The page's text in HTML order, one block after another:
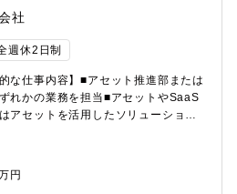
習費用への補助(年間最大1万円)通信
受講料の半額、最大27,000円/年を
中心メンバーとして活躍。さらに、
の製品開発にも参画し、FA・医療・
積むことができます。「1社に閉じず
・請負×技術特化のハイブリッド環境
彩。・専門特化で極める：特定分野
で広げる：複数業界で応用力を強
携わりながら、メンバ育成・牽引を
設計を、一緒に築ける環境です。
社
週休2日制
な仕事内容】■アセット推進部または
れかの業務を担当■アセットやSaaS
アセットを活用したソリューション
理）②チーム管理・メンバ育成（～
ション開発の企画・提案【具体的な
成果】■自社商材開発、ソリューショ
円